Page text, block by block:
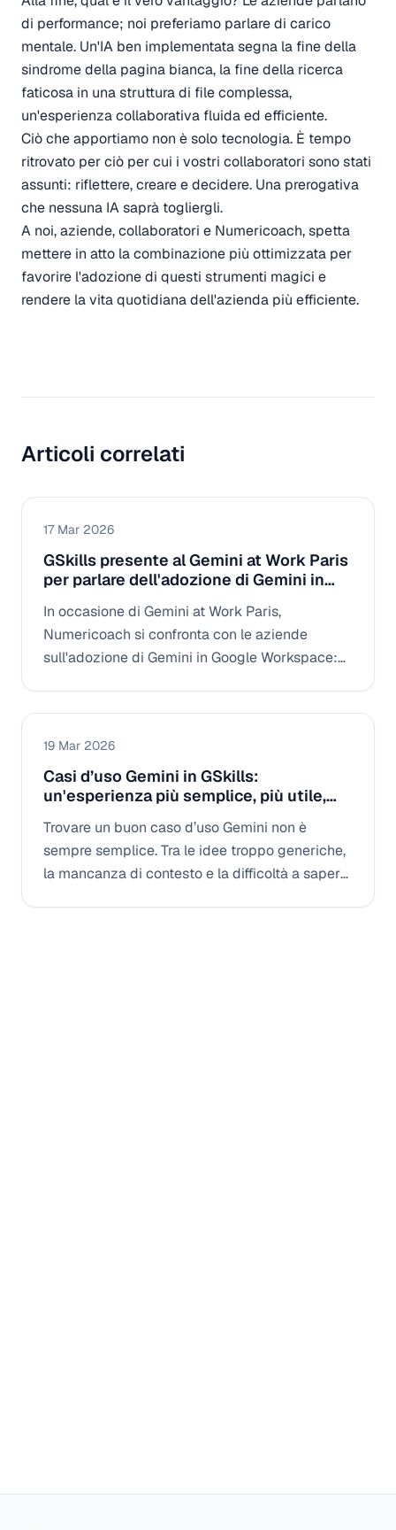
di performance; noi preferiamo parlare di carico
mentale. Un'IA ben implementata segna la fine della
sindrome della pagina bianca, la fine della ricerca
faticosa in una struttura di file complessa,
un'esperienza collaborativa fluida ed efficiente.
Ciò che apportiamo non è solo tecnologia. È tempo
ritrovato per ciò per cui i vostri collaboratori sono stati
assunti: riflettere, creare e decidere. Una prerogativa
che nessuna IA saprà togliergli.
A noi, aziende, collaboratori e Numericoach, spetta
mettere in atto la combinazione più ottimizzata per
favorire l'adozione di questi strumenti magici e
rendere la vita quotidiana dell'azienda più efficiente.
Articoli correlati
17 Mar 2026
GSkills presente al Gemini at Work Paris
per parlare dell'adozione di Gemini in
In occasione di Gemini at Work Paris,
Numericoach si confronta con le aziende
sull'adozione di Gemini in Google Workspace:
19 Mar 2026
Casi d’uso Gemini in GSkills:
un'esperienza più semplice, più utile,
Trovare un buon caso d’uso Gemini non è
sempre semplice. Tra le idee troppo generiche,
la mancanza di contesto e la difficoltà a sapere